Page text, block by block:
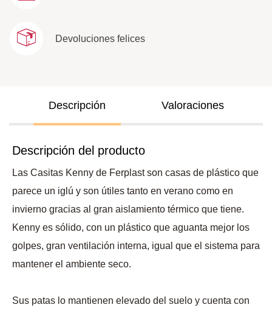
Devoluciones felices
Descripción Valoraciones
Descripción del producto
Las Casitas Kenny de Ferplast son casas de plástico que
parece un iglú y son útiles tanto en verano como en
invierno gracias al gran aislamiento térmico que tiene.
Kenny es sólido, con un plástico que aguanta mejor los
golpes, gran ventilación interna, igual que el sistema para
mantener el ambiente seco.
Sus patas lo mantienen elevado del suelo y cuenta con